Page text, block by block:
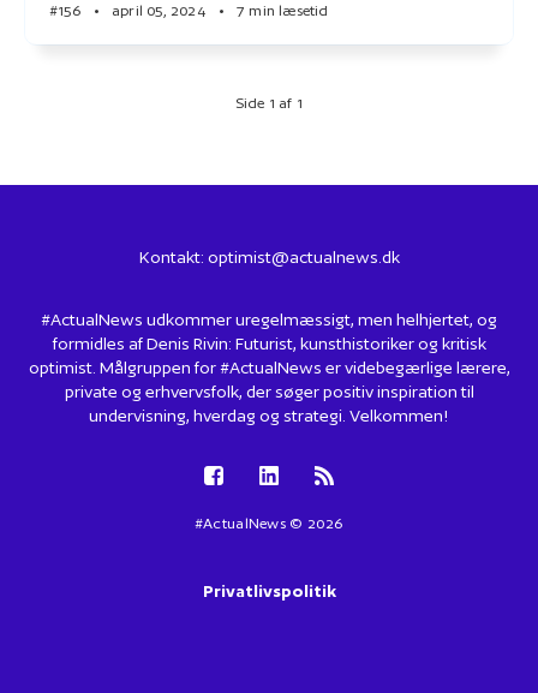
#156 • april 05, 2024 • 7 min læsetid
Side 1 af 1
Kontakt: optimist@actualnews.dk
#ActualNews udkommer uregelmæssigt, men helhjertet, og
formidles af Denis Rivin: Futurist, kunsthistoriker og kritisk
optimist. Målgruppen for #ActualNews er videbegærlige lærere,
private og erhvervsfolk, der søger positiv inspiration til
undervisning, hverdag og strategi. Velkommen!
#ActualNews © 2026
Privatlivspolitik